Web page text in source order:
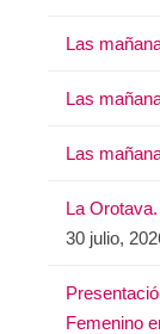
Las
Las
Las
La
30 julio,
Femenino